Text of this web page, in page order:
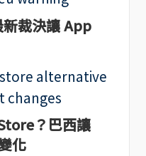
裁決讓 App
？巴西讓
化